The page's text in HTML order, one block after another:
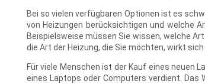
Bei so vielen verfügbaren Optionen ist es
von Heizungen berücksichtigen und welche
Beispielsweise müssen Sie wissen, welche
die Art der Heizung, die Sie möchten, wirkt
Für viele Menschen ist der Kauf eines neuen
eines Laptops oder Computers verdient. Das